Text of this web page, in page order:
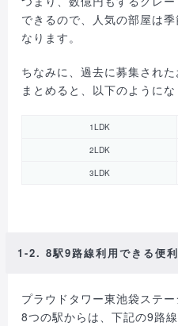
できるので、人気の部屋は
なります。
ちなみに、過去に募集され
まとめると、以下のようにな
1LDK
2LDK
3LDK
1-2. 8駅9路線利用できる便
プラウドタワー東池袋ステ
8つの駅からは、下記の9路